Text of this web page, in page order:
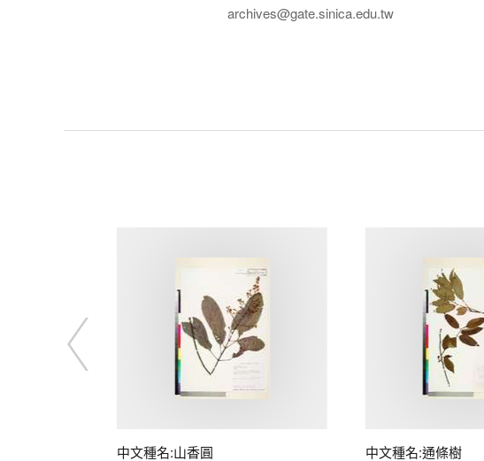
archives@gate.sinica.edu.tw
中文種名:山香圓 中文種名:通條樹